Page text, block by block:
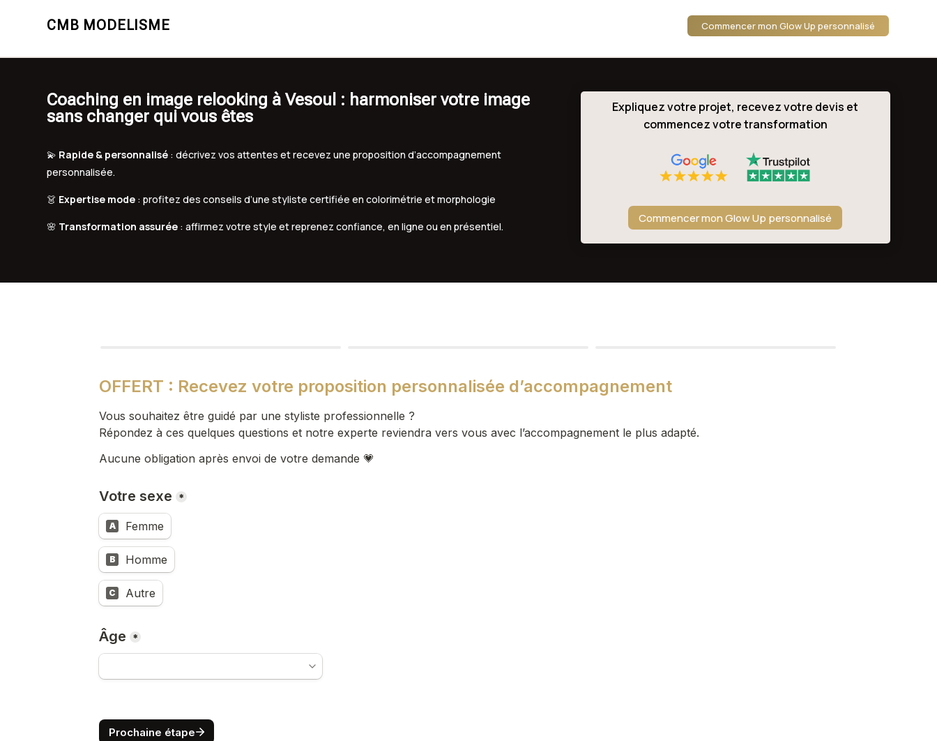
CMB MODELISME Commencer mon Glow Up personnalisé
Coaching en image relooking à Vesoul : harmoniser votre image
sans changer qui vous êtes
💫 Rapide & personnalisé : décrivez vos attentes et recevez une proposition d’accompagnement
personnalisée.
👗 Expertise mode : profitez des conseils d’une styliste certifiée en colorimétrie et morphologie
🌸 Transformation assurée : affirmez votre style et reprenez confiance, en ligne ou en présentiel.
Expliquez votre projet, recevez votre devis et
commencez votre transformation
Commencer mon Glow Up personnalisé